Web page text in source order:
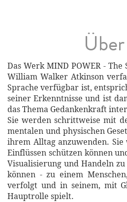
Das Werk MIND POWER -
William Walker Atkinson
Sprache verfügbar ist,
seiner Erkenntnisse und ist
das Thema Gedankenkraft
Sie werden schrittweise mit
mentalen und physischen
ihrem Alltag anzuwenden.
Einflüssen schützen können
Visualisierung und Handeln
können - zu einem
verfolgt und in seinem, mit
Hauptrolle spielt.